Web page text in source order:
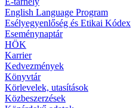
English Language Program
Esélyegyenlőség és Etikai Kódex
Eseménynaptár
HÖK
Karrier
Kedvezmények
Könyvtár
Körlevelek, utasítások
Közbeszerzések